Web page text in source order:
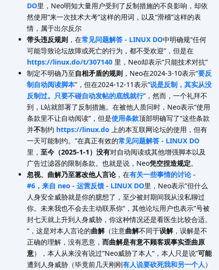
DO里，Neo明知大量用户受到了反制措施的不良影响，却依
然使用“来一次技术大考”这样的用词，以及“滑稽”这样的表
情，属于出尔反尔
带头违反规则 ，在常见问题解答 - LINUX DO中明确规“任何
可能导致论坛故障或死亡的行为，都不受欢迎”，但是在
https://linux.do/t/307140 里，Neo却表示“只能技术对抗”
制定不明确乃至自相矛盾的规则 ，Neo在2024-3-10表示“要反
制自动阅读脚本”，但在2024-12-11表示“说是反制，其实从没
反制过。只要不碰自动发帖的底线就行”，然而，一个礼拜不
到，L站就部署了反制措施。在被他人质问时，Neo表示“使用
条款里不让自动阅读”，但是使用条款顶部明确写了“这些条款
并不制约 https://linux.do 上的本互联网论坛的使用，但有
一天可能制约。”在真正有效的常见问题解答 - LINUX DO
里， 至今（2025-1-1）没有对自动阅读或其他增强脚本以及
广告过滤器的限制条款。也就是说，Neo凭空捏造规定。
忽视、曲解乃至篡改他人言论 ，在有关一些事情的讨论 -
#6，来自 neo - 运营反馈 - LINUX DO里，Neo表示”但什么
人身安全威胁就是你的臆想了，至少被封期间我从没私聊过
你。未来我也不会去主动联系你“，其他论坛用户也表示”号被
封七天就上升到人身威胁，你这种情况还是看医生比较合适。
“，这是对本人言论的曲解（注意曲解不同于误解，误解是不
正确的理解，没有恶意， 而曲解是有意不顾客观事实歪曲原
意），本人从来没有说过”Neo威胁了本人“，本人只是说”可能
遭到人身威胁（毕竟前几天刚刚有人说要砍死我和另一个人 ）